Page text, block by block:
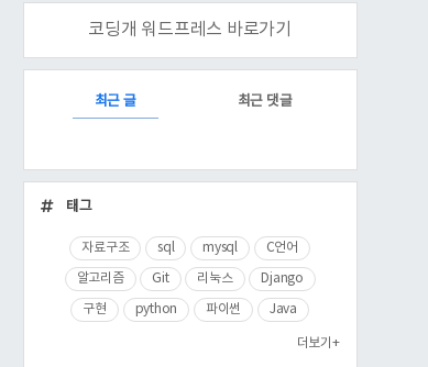
코딩개 워드프레스 바로가기
RECENTLY최근 글 최근 댓글
근
글
태그
자료구조 sql mysql C언어
알고리즘 Git 리눅스 Django
구현 python 파이썬 Java
더보기+